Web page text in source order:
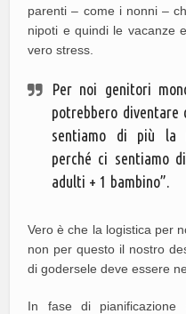
parenti – come i nonni –
nipoti e quindi le vacanze
vero stress.
Per noi genitori
potrebbero
sentiamo di più la
perché ci sentiamo
adulti + 1 bambino”.
Vero è che la logistica per
non per questo il nostro
di godersele deve essere
In fase di